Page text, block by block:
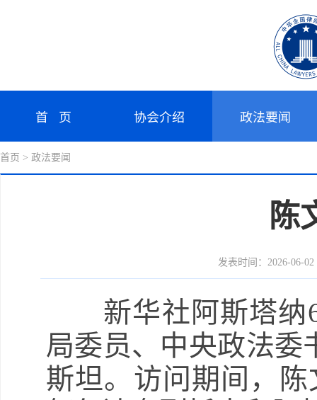
首 页 协会介绍 政法要闻
首页 > 政法要闻
陈
发表时间：2026-06-02
新华社阿斯塔纳6
局委员、中央政法委
斯坦。访问期间，